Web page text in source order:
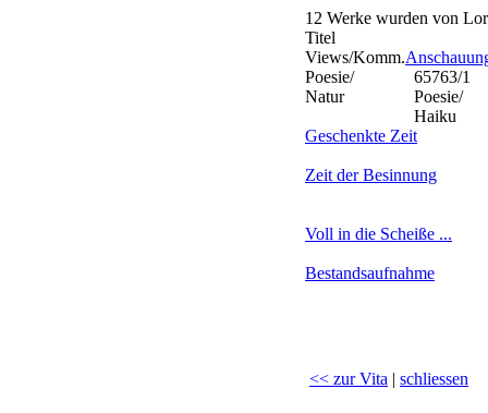
12 Werke wurden von
Titel
Views/Komm.
Poesie/
Natur
65763/1
Poesie/
Haiku
Geschenkte Zeit
Zeit der Besinnung
Voll in die Scheiße ...
Bestandsaufnahme
<< zur Vita | schliessen